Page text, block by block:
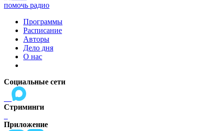
помочь радио
Программы
Расписание
Авторы
Дело дня
О нас
Социальные сети
Стриминги
Приложение